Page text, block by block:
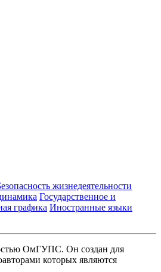
жизнедеятельности
Государственное и
графика Иностранные языки
ОмГУПС. Он создан для
которых являются